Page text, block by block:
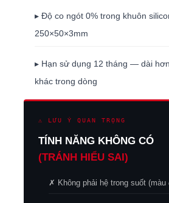
▸ Độ co ngót 0% trong khuôn
250×50×3mm
▸ Hạn sử dụng 12 tháng — dài
khác trong dòng
⚠ LƯU Ý QUAN TRỌNG
TÍNH NĂNG KHÔNG CÓ
(TRÁNH HIỂU SAI)
✗ Không phải hệ trong suốt (màu